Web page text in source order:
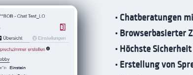
Chatberatungen
Browserbasierter
Höchste Sicherheit
Erstellung von